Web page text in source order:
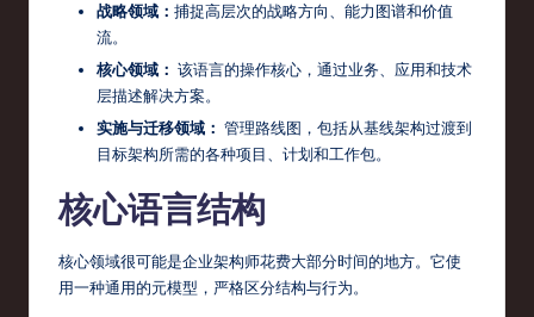
战略领域： 捕捉高层次的战略方向、能力图谱和价值
流。
核心领域： 该语言的操作核心，通过业务、应用和技术
层描述解决方案。
实施与迁移领域： 管理路线图，包括从基线架构过渡到
目标架构所需的各种项目、计划和工作包。
核心语言结构
核心领域很可能是企业架构师花费大部分时间的地方。它使
用一种通用的元模型，严格区分结构与行为。